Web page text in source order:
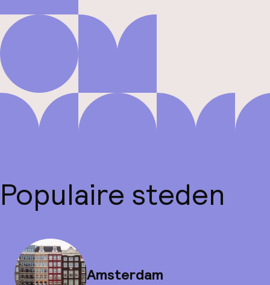
Populaire steden
Amsterdam